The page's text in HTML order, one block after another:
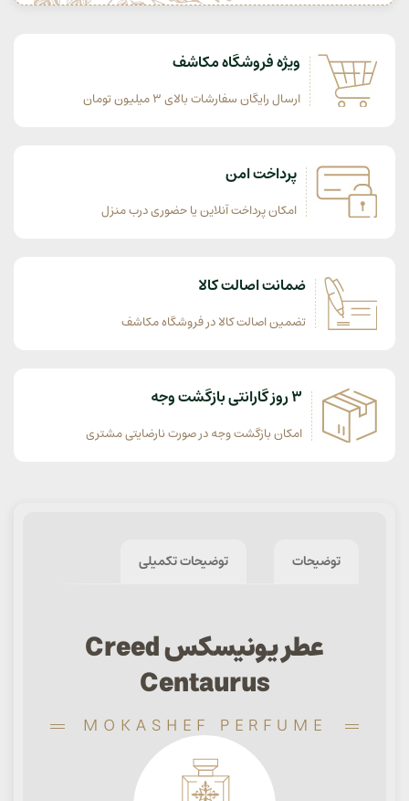
ویژه فروشگاه مکاشف
ارسال رایگان سفارشات بالای 3 میلیون تومان
پرداخت امن
امکان پرداخت آنلاین یا حضوری درب منزل
ضمانت اصالت کالا
تضمین اصالت کالا در فروشگاه مکاشف
3 روز گارانتی بازگشت وجه
امکان بازگشت وجه در صورت نارضایتی مشتری
توضیحات توضیحات تکمیلی
عطر یونیسکس Creed
Centaurus
MOKASHEF PERFUME